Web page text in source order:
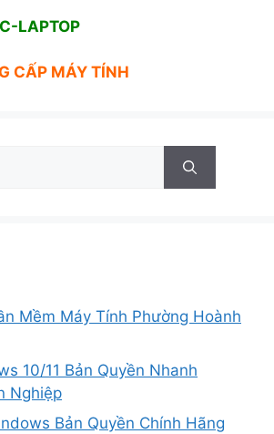
LAPTOP
CẤP MÁY TÍNH
Mềm Máy Tính Phường Hoành
10/11 Bản Quyền Nhanh
Nghiệp
Bản Quyền Chính Hãng